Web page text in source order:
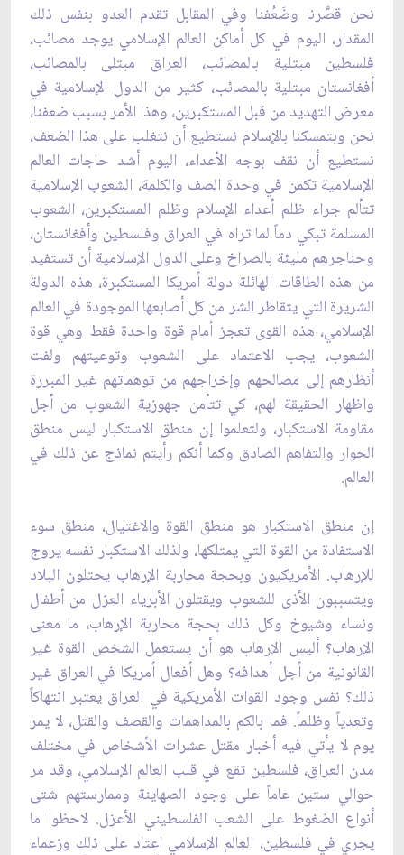
نحن قصَّرنا وضَعُفنا وفي المقابل تقدم العدو بنفس ذلك
المقدار، اليوم في كل أماكن العالم الإسلامي يوجد مصائب،
فلسطين مبتلية بالمصائب، العراق مبتلى بالمصائب،
أفغانستان مبتلية بالمصائب، كثير من الدول الإسلامية في
معرض التهديد من قبل المستكبرين، وهذا الأمر بسبب ضعفنا،
نحن وبتمسكنا بالإسلام نستطيع أن نتغلب على هذا الضعف،
نستطيع أن نقف بوجه الأعداء، اليوم أشد حاجات العالم
الإسلامية تكمن في وحدة الصف والكلمة، الشعوب الإسلامية
تتألم جراء ظلم أعداء الإسلام وظلم المستكبرين، الشعوب
المسلمة تبكي دماً لما تراه في العراق وفلسطين وأفغانستان،
وحناجرهم مليئة بالصراخ وعلى الدول الإسلامية أن تستفيد
من هذه الطاقات الهائلة دولة أمريكا المستكبرة، هذه الدولة
الشريرة التي يتقاطر الشر من كل أصابعها الموجودة في العالم
الإسلامي، هذه القوى تعجز أمام قوة واحدة فقط وهي قوة
الشعوب، يجب الاعتماد على الشعوب وتوعيتهم ولفت
أنظارهم إلى مصالحهم وإخراجهم من توهماتهم غير المبررة
واظهار الحقيقة لهم، كي تتأمن جهوزية الشعوب من أجل
مقاومة الاستكبار، ولتعلموا إن منطق الاستكبار ليس منطق
الحوار والتفاهم الصادق وكما أنكم رأيتم نماذج عن ذلك في
العالم.
إن منطق الاستكبار هو منطق القوة والاغتيال، منطق سوء
الاستفادة من القوة التي يمتلكها، ولذلك الاستكبار نفسه يروج
للإرهاب. الأمريكيون وبحجة محاربة الإرهاب يحتلون البلاد
ويتسببون الأذى للشعوب ويقتلون الأبرياء العزل من أطفال
ونساء وشيوخ وكل ذلك بحجة محاربة الإرهاب، ما معنى
الإرهاب؟ أليس الإرهاب هو أن يستعمل الشخص القوة غير
القانونية من أجل أهدافه؟ وهل أفعال أمريكا في العراق غير
ذلك؟ نفس وجود القوات الأمريكية في العراق يعتبر انتهاكاً
وتعدياً وظلماً. فما بالكم بالمداهمات والقصف والقتل، لا يمر
يوم لا يأتي فيه أخبار مقتل عشرات الأشخاص في مختلف
مدن العراق، فلسطين تقع في قلب العالم الإسلامي، وقد مر
حوالي ستين عاماً على وجود الصهاينة وممارستهم شتى
أنواع الضغوط على الشعب الفلسطيني الأعزل. لاحظوا ما
يجري في فلسطين، العالم الإسلامي اعتاد على ذلك وزعماء